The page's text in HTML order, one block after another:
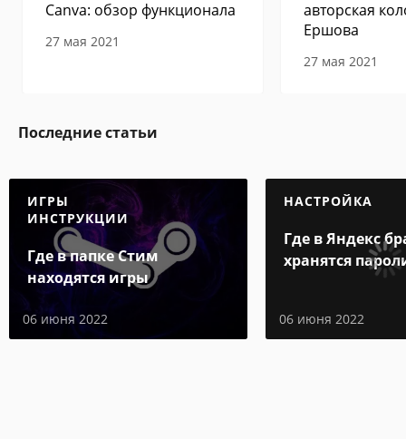
Canva: обзор функционала
27 мая 2021
авторская
Ершова
27 мая 2021
Последние статьи
ИГРЫ
ИНСТРУКЦИИ
Где в папке Стим
находятся игры
06 июня 2022
НАСТРОЙКА
Где в Яндекс
хранятся
06 июня 2022